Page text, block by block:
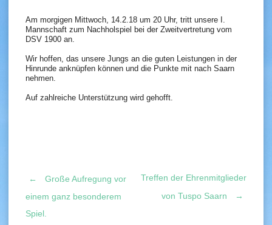
Am morgigen Mittwoch, 14.2.18 um 20 Uhr, tritt unsere I.
Mannschaft zum Nachholspiel bei der Zweitvertretung vom
DSV 1900 an.
Wir hoffen, das unsere Jungs an die guten Leistungen in der
Hinrunde anknüpfen können und die Punkte mit nach Saarn
nehmen.
Auf zahlreiche Unterstützung wird gehofft.
Post
←
Große Aufregung vor
einem ganz besonderem
Spiel.
Treffen der Ehrenmitglieder
von Tuspo Saarn
→